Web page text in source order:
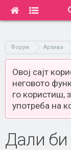
Форум Архива
Овој сајт
неговото
го користиш,
употреба на
Дали би